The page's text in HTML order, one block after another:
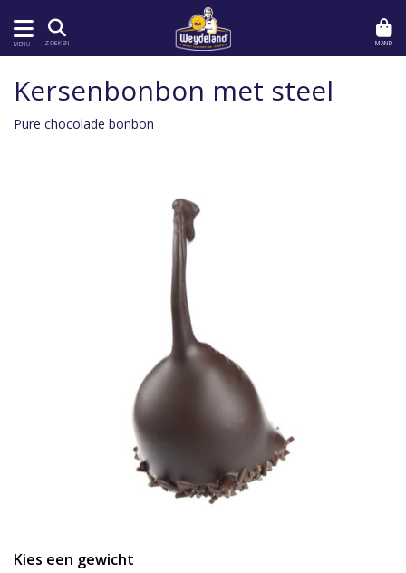
MENU ZOEKEN MAND
Kersenbonbon met steel
Pure chocolade bonbon
Kies een gewicht